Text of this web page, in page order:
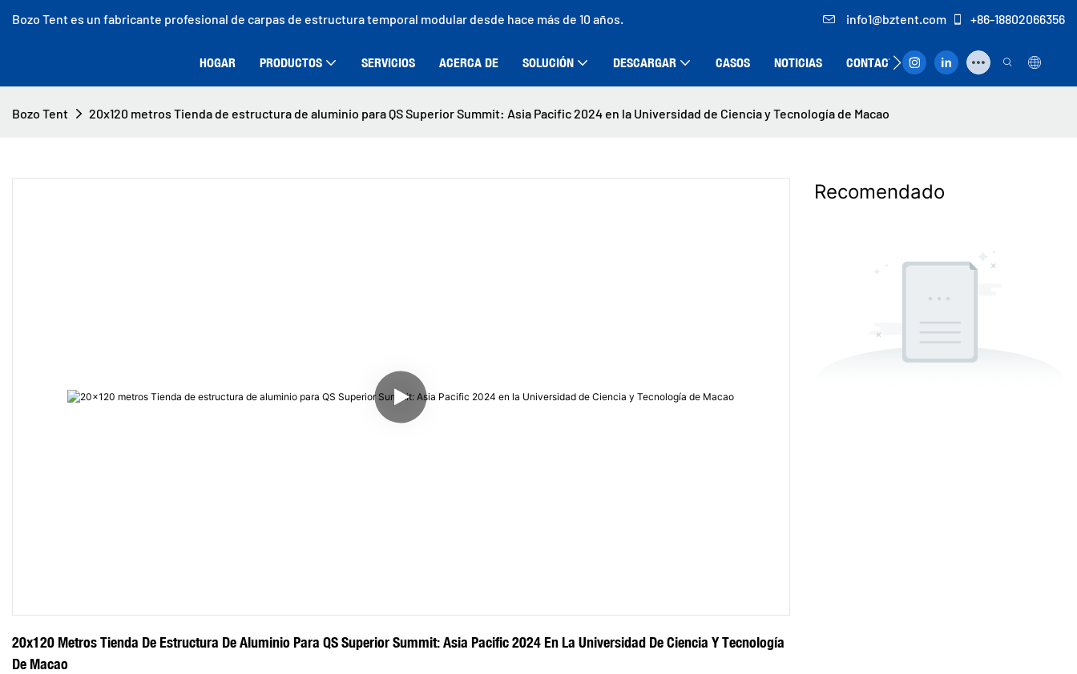
Bozo Tent es un fabricante profesional de carpas de estructura temporal modular desde hace más de 10 años. info1@bztent.com +86-18802066356
HOGAR PRODUCTOS SERVICIOS ACERCA DE SOLUCIÓN DESCARGAR CASOS NOTICIAS CONTACTO
Bozo Tent 20x120 metros Tienda de estructura de aluminio para QS Superior Summit: Asia Pacific 2024 en la Universidad de Ciencia y Tecnología de Macao
20x120 Metros Tienda De Estructura De Aluminio Para QS Superior Summit: Asia Pacific 2024 En La Universidad De Ciencia Y Tecnología
De Macao
Recomendado